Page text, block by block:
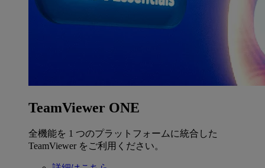
TeamViewer ONE
全機能を 1 つのプラットフォームに統合した
TeamViewer をご利用ください。